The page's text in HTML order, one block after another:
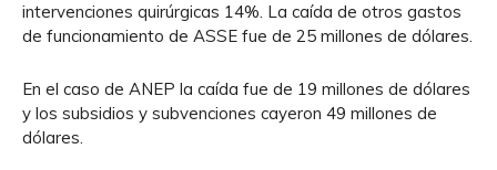
intervenciones quirúrgicas 14%. La caída de otros gastos
de funcionamiento de ASSE fue de 25 millones de dólares.
En el caso de ANEP la caída fue de 19 millones de dólares
y los subsidios y subvenciones cayeron 49 millones de
dólares.